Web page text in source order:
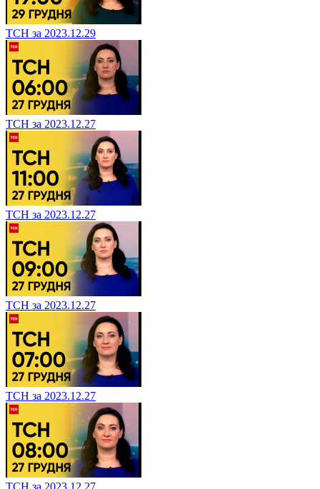
ТСН за 2023.12.29
ТСН за 2023.12.27
ТСН за 2023.12.27
ТСН за 2023.12.27
ТСН за 2023.12.27
ТСН за 2023.12.27